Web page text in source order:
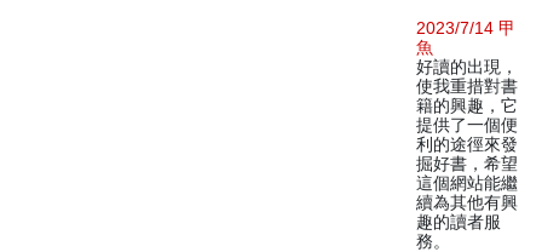
2023/7/14 甲
魚
好讀的出現，
使我重措對書
籍的興趣，它
提供了一個便
利的途徑來發
掘好書，希望
這個網站能繼
續為其他有興
趣的讀者服
務。